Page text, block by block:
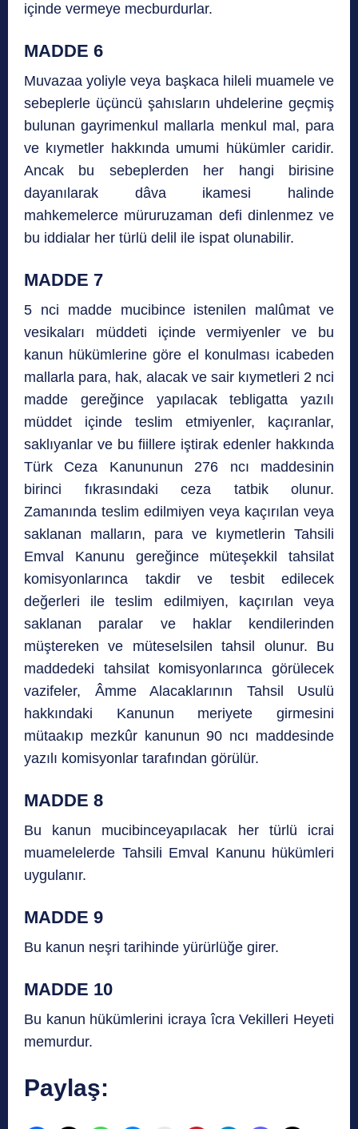
içinde vermeye mecburdurlar.
MADDE 6
Muvazaa yoliyle veya başkaca hileli muamele ve
sebeplerle üçüncü şahısların uhdelerine geçmiş
bulunan gayrimenkul mallarla menkul mal, para
ve kıymetler hakkında umumi hükümler caridir.
Ancak bu sebeplerden her hangi birisine
dayanılarak dâva ikamesi halinde
mahkemelerce müruruzaman defi dinlenmez ve
bu iddialar her türlü delil ile ispat olunabilir.
MADDE 7
5 nci madde mucibince istenilen malûmat ve
vesikaları müddeti içinde vermiyenler ve bu
kanun hükümlerine göre el konulması icabeden
mallarla para, hak, alacak ve sair kıymetleri 2 nci
madde gereğince yapılacak tebligatta yazılı
müddet içinde teslim etmiyenler, kaçıranlar,
saklıyanlar ve bu fiillere iştirak edenler hakkında
Türk Ceza Kanununun 276 ncı maddesinin
birinci fıkrasındaki ceza tatbik olunur.
Zamanında teslim edilmiyen veya kaçırılan veya
saklanan malların, para ve kıymetlerin Tahsili
Emval Kanunu gereğince müteşekkil tahsilat
komisyonlarınca takdir ve tesbit edilecek
değerleri ile teslim edilmiyen, kaçırılan veya
saklanan paralar ve haklar kendilerinden
müştereken ve müteselsilen tahsil olunur. Bu
maddedeki tahsilat komisyonlarınca görülecek
vazifeler, Âmme Alacaklarının Tahsil Usulü
hakkındaki Kanunun meriyete girmesini
mütaakıp mezkûr kanunun 90 ncı maddesinde
yazılı komisyonlar tarafından görülür.
MADDE 8
Bu kanun mucibinceyapılacak her türlü icrai
muamelelerde Tahsili Emval Kanunu hükümleri
uygulanır.
MADDE 9
Bu kanun neşri tarihinde yürürlüğe girer.
MADDE 10
Bu kanun hükümlerini icraya îcra Vekilleri Heyeti
memurdur.
Paylaş: